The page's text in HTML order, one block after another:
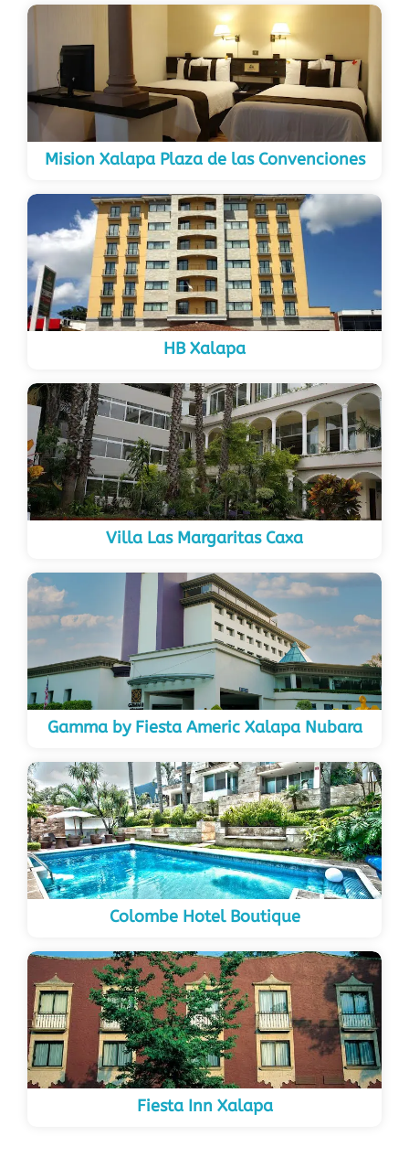
Mision Xalapa Plaza de las Convenciones
HB Xalapa
Villa Las Margaritas Caxa
Gamma by Fiesta Americ Xalapa Nubara
Colombe Hotel Boutique
Fiesta Inn Xalapa